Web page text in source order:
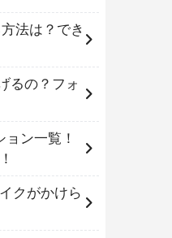
法は？でき
るの？フォ
ン一覧！
クがかけら